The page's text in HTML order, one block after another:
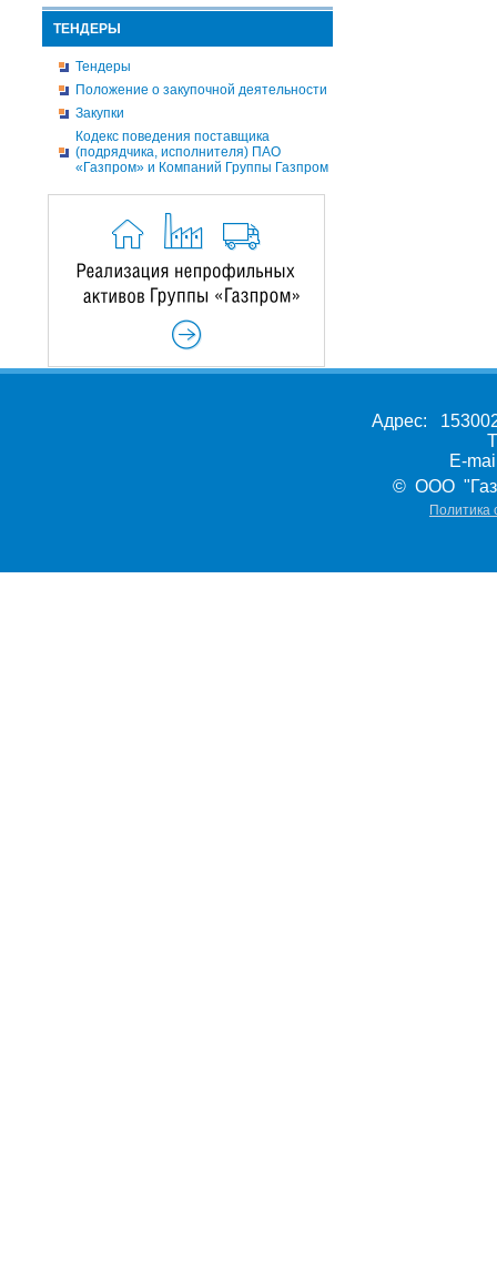
ТЕНДЕРЫ
Тендеры
Положение о закупочной деятельности
Закупки
Кодекс поведения поставщика
(подрядчика, исполнителя) ПАО
«Газпром» и Компаний Группы Газпром
Адрес:
E-
© ООО
Политика